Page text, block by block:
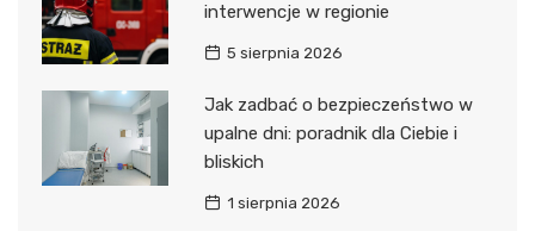
interwencje w regionie
5 sierpnia 2026
Jak zadbać o bezpieczeństwo w
upalne dni: poradnik dla Ciebie i
bliskich
1 sierpnia 2026